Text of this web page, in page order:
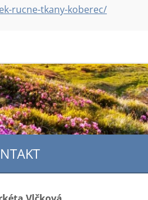
rucne-tkany-koberec/